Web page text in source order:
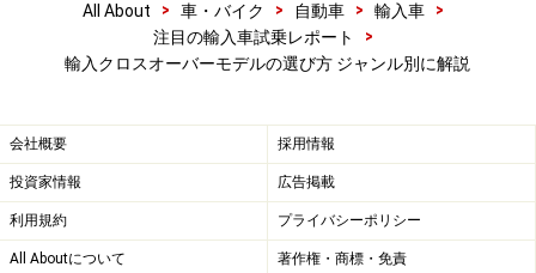
All About > 車・バイク > 自動車 > 輸入車
>
注目の輸入車試乗レポート
>
輸入クロスオーバーモデルの選び方 ジャンル別に解説
会社概要 採用情報
投資家情報 広告掲載
利用規約 プライバシーポリシー
All Aboutについて 著作権・商標・免責